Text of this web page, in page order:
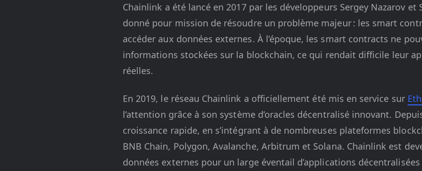
Chainlink a été lancé en 2017 par les développeurs Sergey Nazarov et
donné pour mission de résoudre un problème majeur : les smart
accéder aux données externes. À l’époque, les smart contracts ne
informations stockées sur la blockchain, ce qui rendait difficile leur
réelles.
En 2019, le réseau Chainlink a officiellement été mis en service sur
l’attention grâce à son système d’oracles décentralisé innovant.
croissance rapide, en s’intégrant à de nombreuses plateformes
BNB Chain, Polygon, Avalanche, Arbitrum et Solana. Chainlink est
données externes pour un large éventail d’applications décentralisées